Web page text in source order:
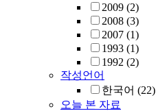
2009 (2)
2008 (3)
2007 (1)
1993 (1)
1992 (2)
작성언어
한국어 (22)
오늘 본 자료